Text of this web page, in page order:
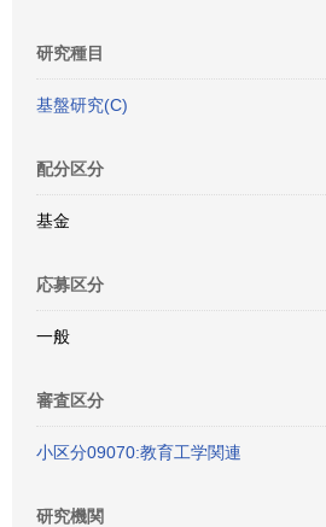
研究種目
基盤研究(C)
配分区分
基金
応募区分
一般
審査区分
小区分09070:教育工学関連
研究機関